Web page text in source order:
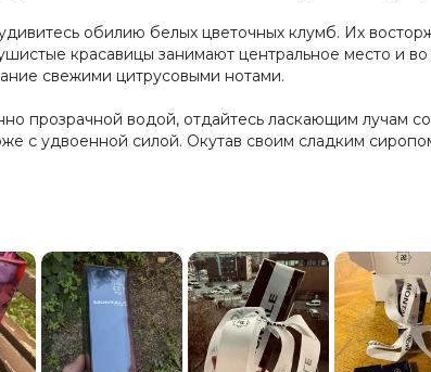
обилию белых цветочных клумб. Их
красавицы занимают центральное место и
свежими цитрусовыми нотами.
прозрачной водой, отдайтесь ласкающим лучам
с удвоенной силой. Окутав своим сладким